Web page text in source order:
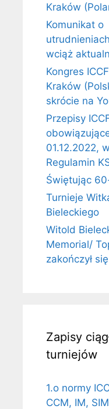
Kraków
Komunikat o
wciąż
Kongres
Kraków
skrócie na
Przepisy
01.12.2022,
Regulamin
Świętując
Turnieje
Bieleckiego
Witold
Memorial/
zakończył
Zapisy
turniejów
1.o normy
CCM, IM,